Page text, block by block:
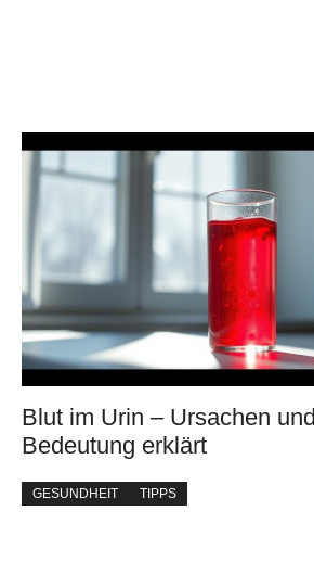
Blut im Urin – Ursachen und
Bedeutung erklärt
GESUNDHEIT TIPPS